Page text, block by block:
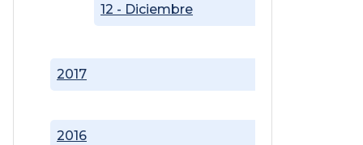
2016
2017
12 - Diciembre